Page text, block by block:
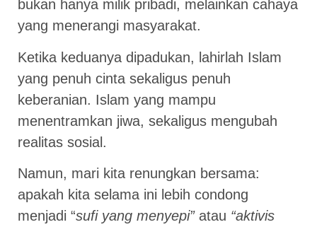
bukan hanya milik pribadi, melainkan cahaya
yang menerangi masyarakat.
Ketika keduanya dipadukan, lahirlah Islam
yang penuh cinta sekaligus penuh
keberanian. Islam yang mampu
menentramkan jiwa, sekaligus mengubah
realitas sosial.
Namun, mari kita renungkan bersama:
apakah kita selama ini lebih condong
menjadi “sufi yang menyepi”atau “aktivis